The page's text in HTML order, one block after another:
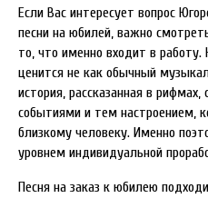
Если Вас интересует вопрос
песни на юбилей, важно
то, что именно входит в
ценится не как обычный
история, рассказанная в
событиями и тем настроением,
близкому человеку. Именно
уровнем индивидуальной
Песня на заказ к юбилею